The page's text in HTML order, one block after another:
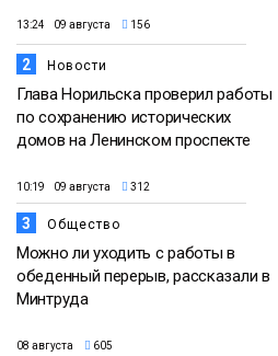
13:24 09 августа 156
2 Новости
Глава Норильска проверил работы
по сохранению исторических
домов на Ленинском проспекте
10:19 09 августа 312
3 Общество
Можно ли уходить с работы в
обеденный перерыв, рассказали в
Минтруда
08 августа 605